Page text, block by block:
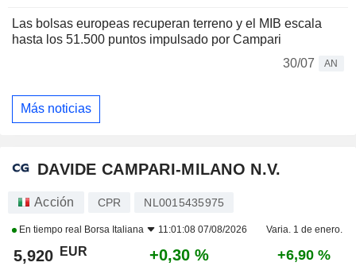
Las bolsas europeas recuperan terreno y el MIB escala
hasta los 51.500 puntos impulsado por Campari
30/07
AN
Más noticias
DAVIDE CAMPARI-MILANO N.V.
Acción CPR NL0015435975
En tiempo real Borsa Italiana 11:01:08 07/08/2026 Varia. 1 de enero.
5,920 EUR +0,30 % +6,90 %